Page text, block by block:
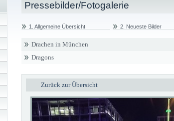
Pressebilder/Fotogalerie
1. Allgemeine Übersicht 2. Neueste Bilder
Drachen in München
Dragons
Zurück zur Übersicht